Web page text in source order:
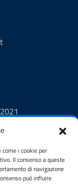
i cookie per
Il consenso a queste
di navigazione
può influire